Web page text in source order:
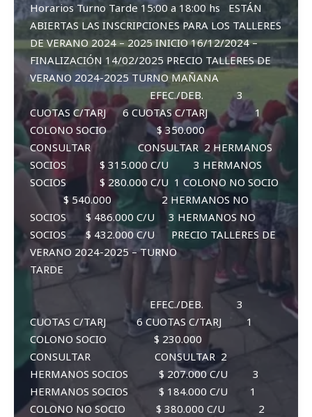
Horarios Turno Tarde 15:00 a 18:00 hs ESTÁN
ABIERTAS LAS INSCRIPCIONES PARA LOS TALLERES
DE VERANO 2024 – 2025 INICIO 16/12/2024 –
FINALIZACIÓN 14/02/2025 PRECIO TALLERES DE
VERANO 2024-2025 TURNO MAÑANA
EFEC./DEB. 3
CUOTAS C/TARJ 6 CUOTAS C/TARJ 1
COLONO SOCIO $ 350.000
CONSULTAR CONSULTAR 2 HERMANOS
SOCIOS $ 315.000 C/U 3 HERMANOS
SOCIOS $ 280.000 C/U 1 COLONO NO SOCIO
$ 540.000 2 HERMANOS NO
SOCIOS $ 486.000 C/U 3 HERMANOS NO
SOCIOS $ 432.000 C/U PRECIO TALLERES DE
VERANO 2024-2025 – TURNO
TARDE
EFEC./DEB. 3
CUOTAS C/TARJ 6 CUOTAS C/TARJ 1
COLONO SOCIO $ 230.000
CONSULTAR CONSULTAR 2
HERMANOS SOCIOS $ 207.000 C/U 3
HERMANOS SOCIOS $ 184.000 C/U 1
COLONO NO SOCIO $ 380.000 C/U 2